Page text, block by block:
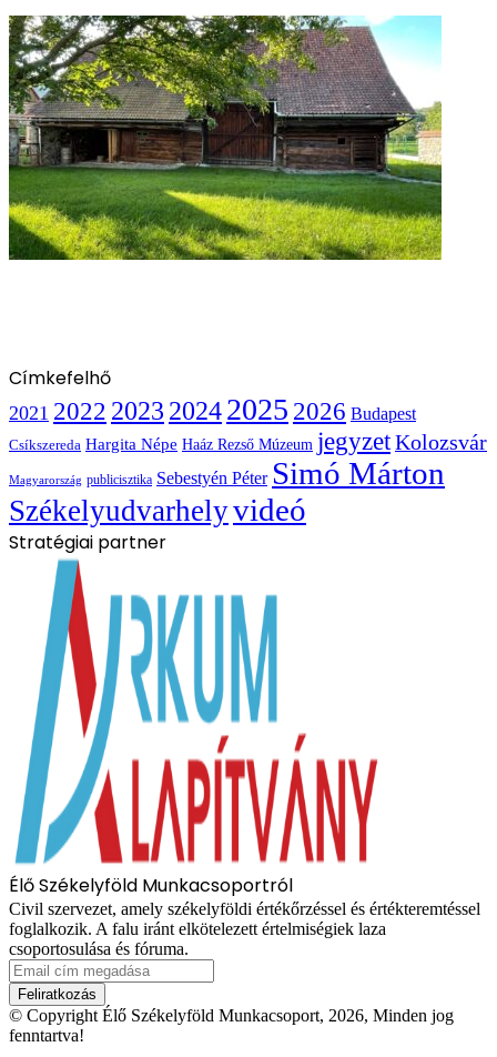
Címkefelhő
2021 2022 2023 20242025 2026 Budapest
Csíkszereda Hargita Népe Haáz Rezső Múzeum jegyzetKolozsvár
Magyarország publicisztika Sebestyén Péter Simó Márton
Székelyudvarhelyvideó
Stratégiai partner
Élő Székelyföld Munkacsoportról
Civil szervezet, amely székelyföldi értékőrzéssel és értékteremtéssel
foglalkozik. A falu iránt elkötelezett értelmiségiek laza
csoportosulása és fóruma.
Email
cím
megadása
© Copyright Élő Székelyföld Munkacsoport, 2026, Minden jog
fenntartva!